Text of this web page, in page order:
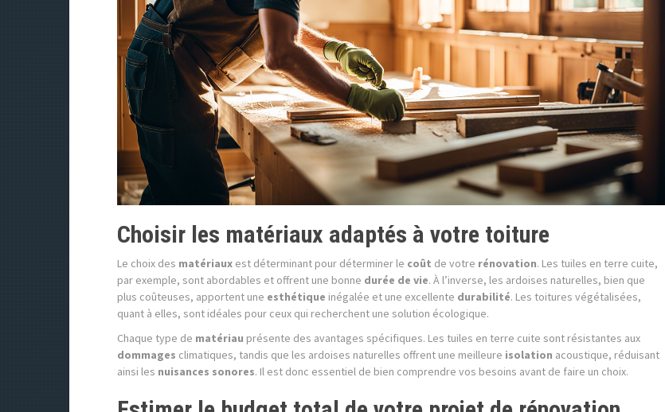
Choisir les matériaux adaptés à votre toiture
Le choix des matériaux est déterminant pour déterminer le coût de votre rénovation. Les tuiles en terre cuite,
par exemple, sont abordables et offrent une bonne durée de vie. À l’inverse, les ardoises naturelles, bien que
plus coûteuses, apportent une esthétique inégalée et une excellente durabilité. Les toitures végétalisées,
quant à elles, sont idéales pour ceux qui recherchent une solution écologique.
Chaque type de matériau présente des avantages spécifiques. Les tuiles en terre cuite sont résistantes aux
dommages climatiques, tandis que les ardoises naturelles offrent une meilleure isolation acoustique, réduisant
ainsi les nuisances sonores. Il est donc essentiel de bien comprendre vos besoins avant de faire un choix.